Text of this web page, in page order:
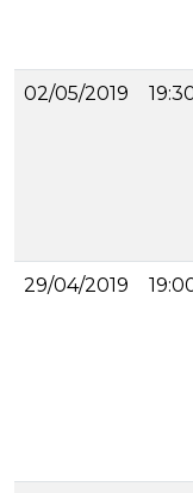
02/05/2019
29/04/2019